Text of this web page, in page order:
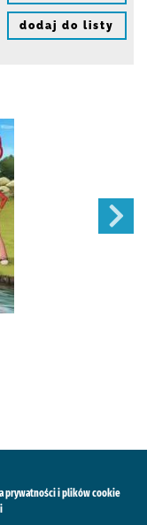
dodaj do listy
prywatności i plików cookie